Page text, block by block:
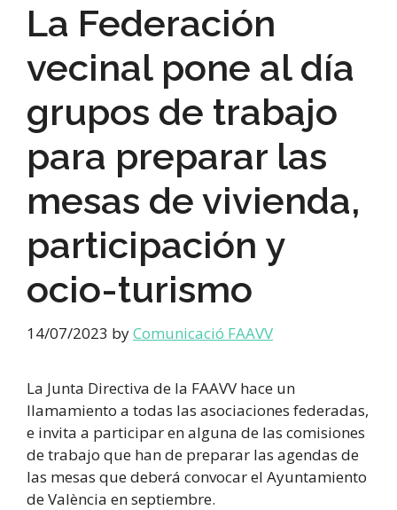
La Federación
vecinal pone al día
grupos de trabajo
para preparar las
mesas de vivienda,
participación y
ocio-turismo
14/07/2023 byComunicació FAAVV
La Junta Directiva de la FAAVV hace un
llamamiento a todas las asociaciones federadas,
e invita a participar en alguna de las comisiones
de trabajo que han de preparar las agendas de
las mesas que deberá convocar el Ayuntamiento
de València en septiembre.